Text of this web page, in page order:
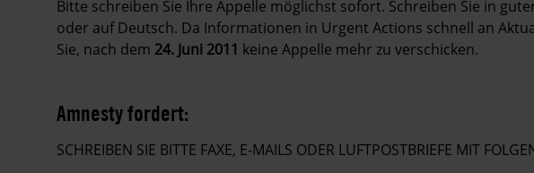
Bitte schreiben Sie Ihre Appelle möglichst sofort. Schreiben Sie in
oder auf Deutsch. Da Informationen in Urgent Actions schnell an
Sie, nach dem 24. Juni 2011 keine Appelle mehr zu verschicken.
Amnesty fordert:
SCHREIBEN SIE BITTE FAXE, E-MAILS ODER LUFTPOSTBRIEFE MIT